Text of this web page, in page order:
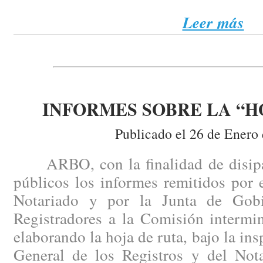
Leer más
INFORMES SOBRE LA
Publicado el 26 de Enero
ARBO, con la finalidad de
públicos los informes remitidos por
Notariado y por la Junta de
Registradores a la Comisión
elaborando la hoja de ruta, bajo la
General de los Registros y del